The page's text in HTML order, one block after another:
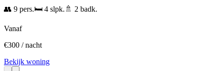
👥 9 pers.🛏️ 4 slpk. 🚿 2 badk.
Vanaf
€300 / nacht
Bekijk woning